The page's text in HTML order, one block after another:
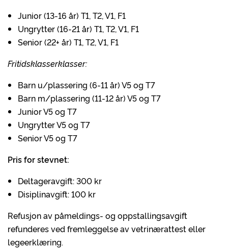
Junior (13-16 år) T1, T2, V1, F1
Ungrytter (16-21 år) T1, T2, V1, F1
Senior (22+ år) T1, T2, V1, F1
Fritidsklasserklasser:
Barn u/plassering (6-11 år) V5 og T7
Barn m/plassering (11-12 år) V5 og T7
Junior V5 og T7
Ungrytter V5 og T7
Senior V5 og T7
Pris for stevnet:
Deltageravgift: 300 kr
Disiplinavgift: 100 kr
Refusjon av påmeldings- og oppstallingsavgift
refunderes ved fremleggelse av vetrinærattest eller
legeerklæring.